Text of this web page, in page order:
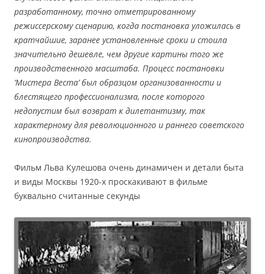
разработанному, точно отметрированному
режиссерскому сценарию, когда постановка уложилась в
кратчайшие, заранее установленные сроки и стоила
значительно дешевле, чем другие картины того же
производственного масштаба. Процесс постановки
‘Мистера Веста’ был образцом организованности и
блестящего профессионализма, после которого
недопустим был возврат к дилетантизму, так
характерному для революционного и раннего советского
кинопроизводства.
Фильм Льва Кулешова очень динамичен и детали быта
и виды Москвы 1920-х проскакивают в фильме
буквально считанные секунды